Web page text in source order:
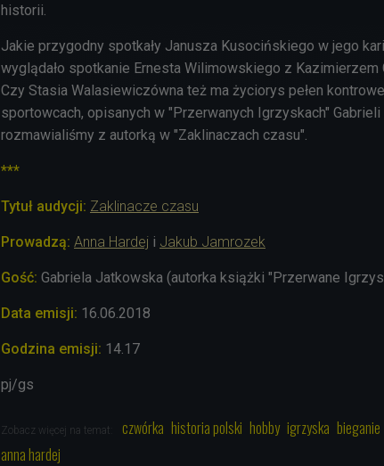
historii.
Jakie przygodny spotkały Janusza Kusocińskiego w jego
wyglądało spotkanie Ernesta Wilimowskiego z Kazimierzem
Czy Stasia Walasiewiczówna też ma życiorys pełen
sportowcach, opisanych w "Przerwanych Igrzyskach"
rozmawialiśmy z autorką w "Zaklinaczach czasu".
***
Tytuł audycji: Zaklinacze czasu
Prowadzą: Anna Hardej i Jakub Jamrozek
Gość: Gabriela Jatkowska (autorka książki "Przerwane
Data emisji: 16.06.2018
Godzina emisji: 14.17
pj/gs
Zobacz więcej na temat: czwórka historia polski hobby igrzyska bieganie
anna hardej